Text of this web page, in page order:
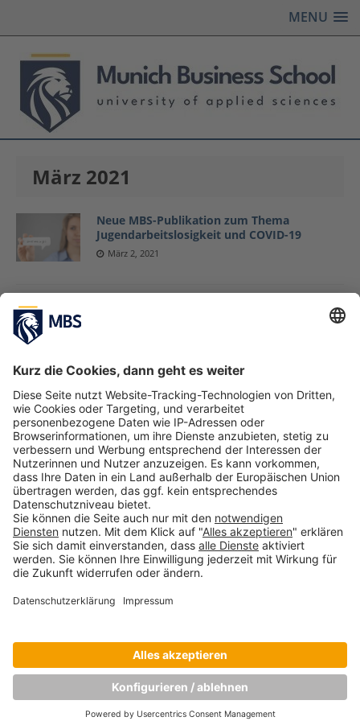
MENU
März 2021
Neue MBS-Publikation zum Thema
Jugendarbeitslosigkeit und COVID-19
März 2, 2021
Das Pre-Bachelor-Programm an der MBS als
Wenn digitales Marketing auf digitalen
Sport trifft: Analyse des E-Sport-
Engagements von Sportorganisationen und
Sponsoren in Deutschland
Kilian Kramer März 1, 2021
« 1 2
Copyright © Munich Business School